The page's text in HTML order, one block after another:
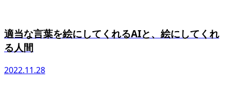
適当な言葉を絵にしてくれるAIと、絵にしてくれ
る人間
2022.11.28